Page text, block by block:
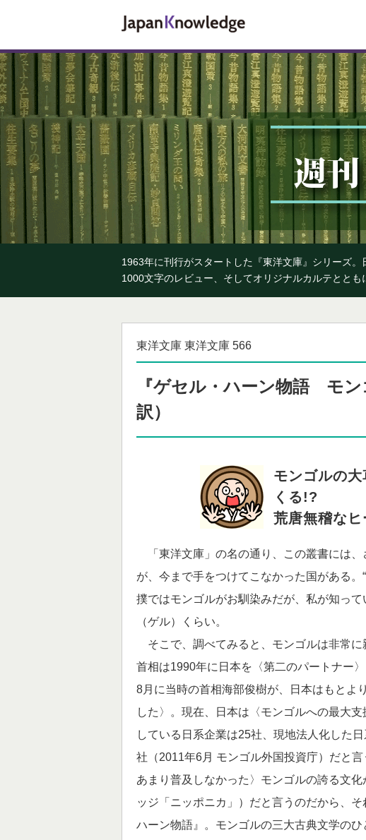
1963年に刊行がスタートした『東洋文庫』シリーズ
1000文字のレビュー、そしてオリジナルカルテとと
東洋文庫 東洋文庫 566
『ゲセル・ハーン物語 モ
訳）
モンゴルの
くる!?
荒唐無稽な
「東洋文庫」の名の通り、この叢書には
が、今まで手をつけてこなかった国がある
撲ではモンゴルがお馴染みだが、私が知っ
（ゲル）くらい。
そこで、調べてみると、モンゴルは非常
首相は1990年に日本を〈第二のパートナー
8月に当時の首相海部俊樹が、日本はもとよ
した〉。現在、日本は〈モンゴルへの最大
している日系企業は25社、現地法人化した
社（2011年6月 モンゴル外国投資庁）だと
あまり普及しなかった〉モンゴルの誇る文
ッジ「ニッポニカ」）だと言うのだから、
ハーン物語』。モンゴルの三大古典文学のひ